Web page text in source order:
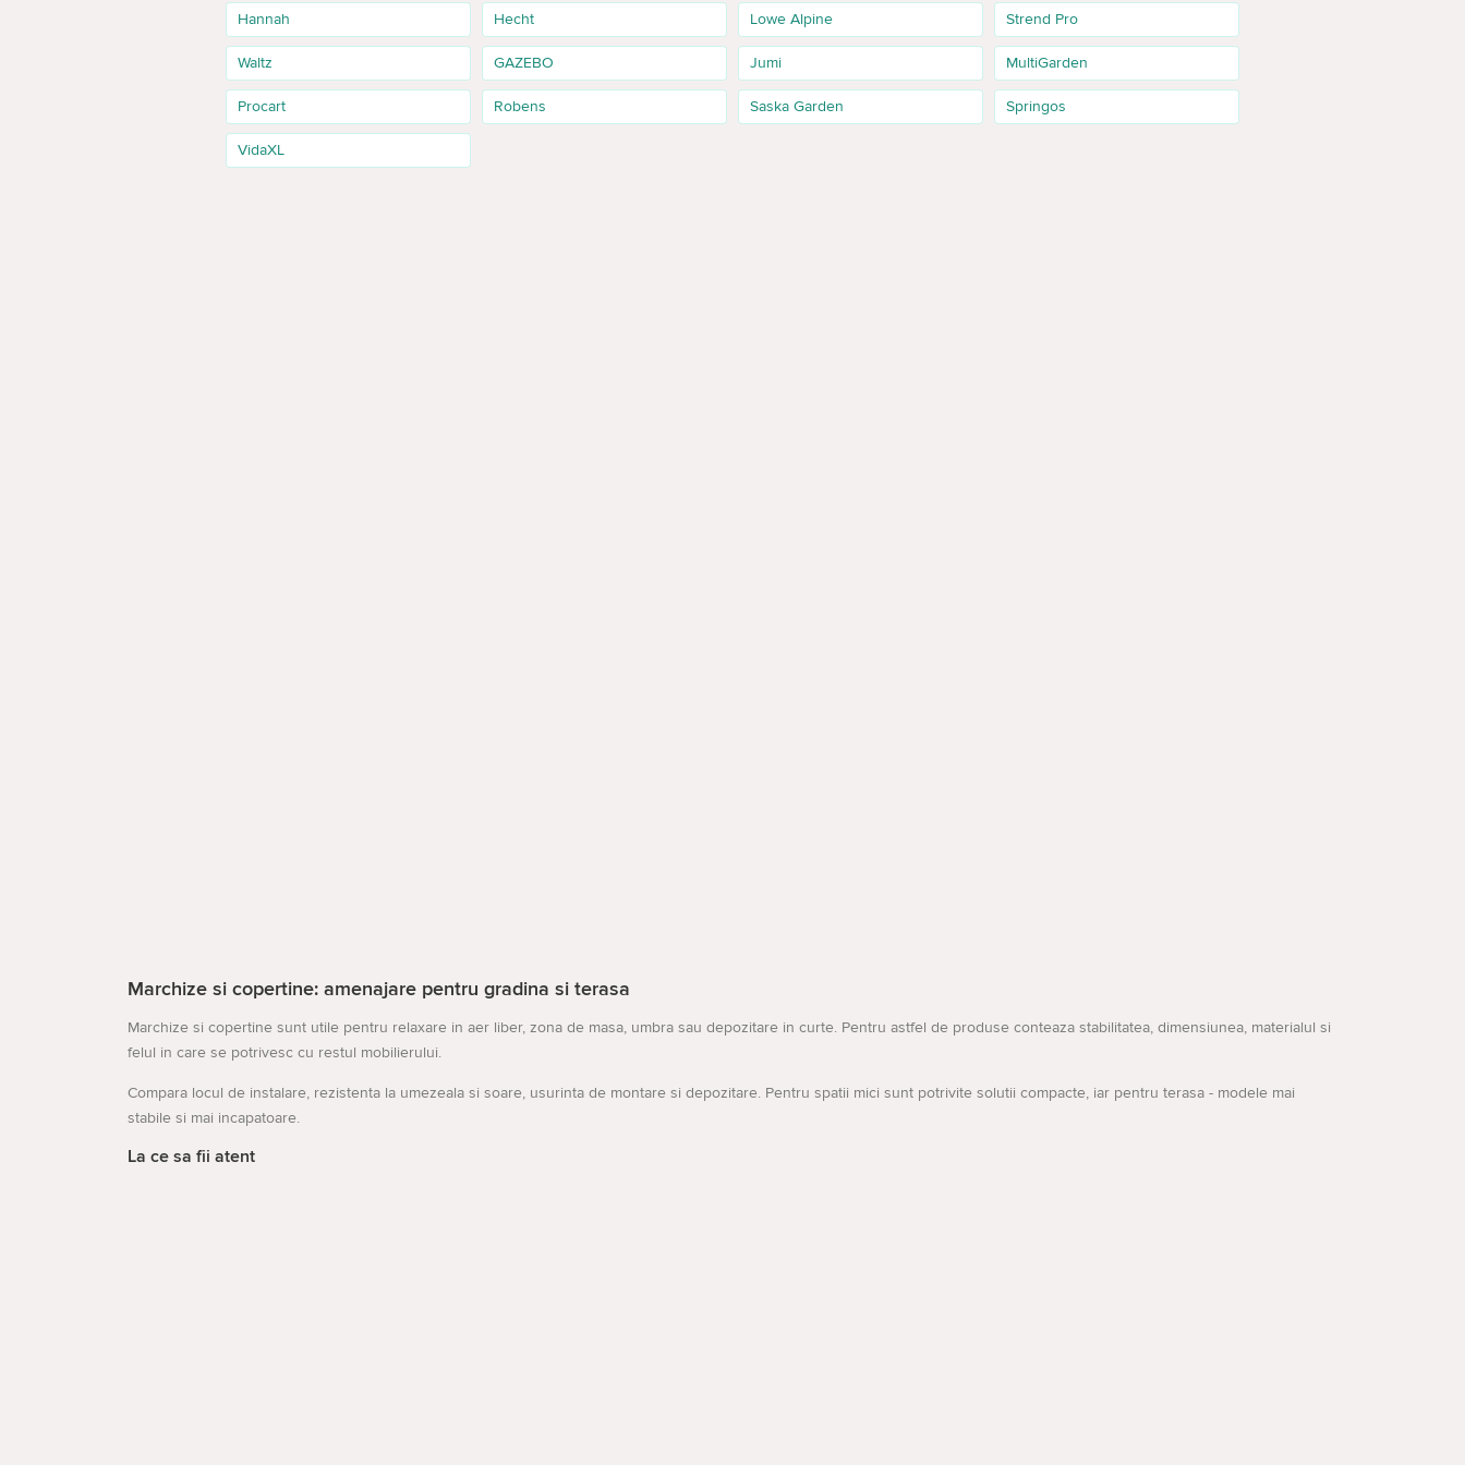
Hannah Hecht Lowe Alpine Strend Pro
Waltz GAZEBO Jumi MultiGarden
Procart Robens Saska Garden Springos
VidaXL
Marchize si copertine: amenajare pentru gradina si terasa
Marchize si copertine sunt utile pentru relaxare in aer liber, zona de masa, umbra sau depozitare in curte. Pentru astfel de produse conteaza stabilitatea, dimensiunea, materialul si
felul in care se potrivesc cu restul mobilierului.
Compara locul de instalare, rezistenta la umezeala si soare, usurinta de montare si depozitare. Pentru spatii mici sunt potrivite solutii compacte, iar pentru terasa - modele mai
stabile si mai incapatoare.
La ce sa fii atent